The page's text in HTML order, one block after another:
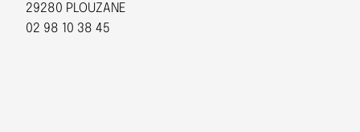
29280 PLOUZANE
02 98 10 38 45